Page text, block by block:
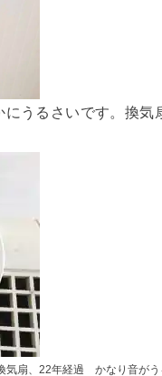
うるさいです。換
気扇、22年経過 かなり音が